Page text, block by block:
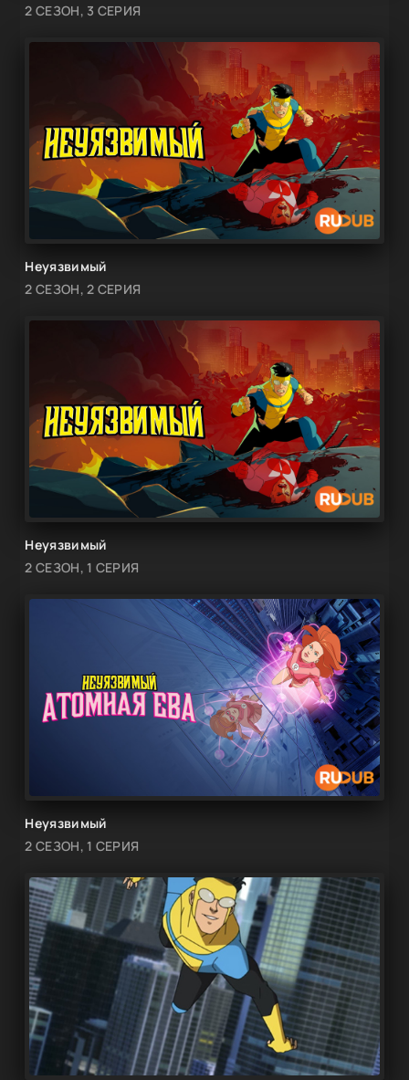
2 СЕЗОН, 3 СЕРИЯ
Неуязвимый
2 СЕЗОН, 2 СЕРИЯ
Неуязвимый
2 СЕЗОН, 1 СЕРИЯ
Неуязвимый
2 СЕЗОН, 1 СЕРИЯ